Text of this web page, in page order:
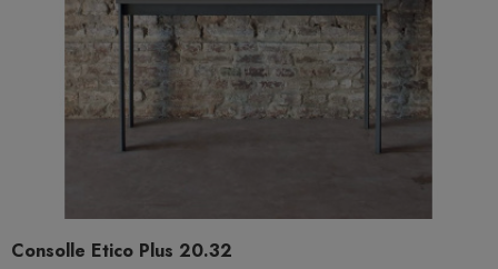
Consolle Etico Plus 20.32